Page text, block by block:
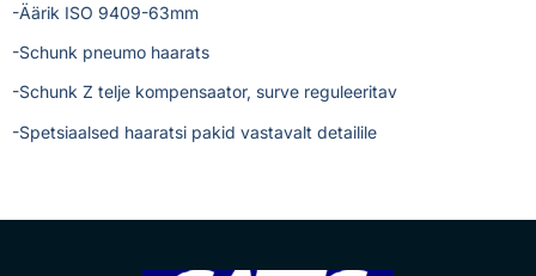
-Äärik ISO 9409-63mm
-Schunk pneumo haarats
-Schunk Z telje kompensaator, surve reguleeritav
-Spetsiaalsed haaratsi pakid vastavalt detailile